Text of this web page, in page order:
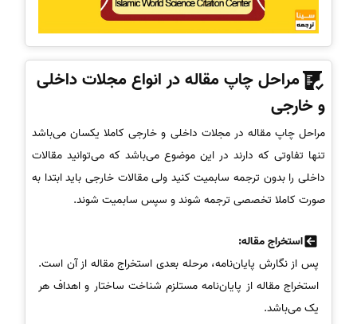
مراحل چاپ مقاله در انواع مجلات داخلی
و خارجی
مراحل چاپ مقاله در مجلات داخلی و خارجی کاملا یکسان می‌باشد
تنها تفاوتی که دارند در این موضوع می‌باشد که می‌توانید مقالات
داخلی را بدون ترجمه سابمیت کنید ولی مقالات خارجی باید ابتدا به
صورت کاملا تخصصی ترجمه شوند و سپس سابمیت شوند.
استخراج مقاله:
پس از نگارش پایان‌نامه، مرحله بعدی استخراج مقاله از آن است.
استخراج مقاله از پایان‌نامه مستلزم شناخت ساختار و اهداف هر
یک می‌باشد.